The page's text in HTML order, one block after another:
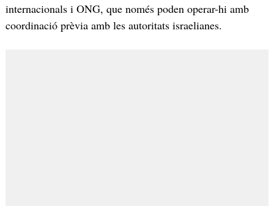
internacionals i ONG, que només poden operar-hi amb
coordinació prèvia amb les autoritats israelianes.